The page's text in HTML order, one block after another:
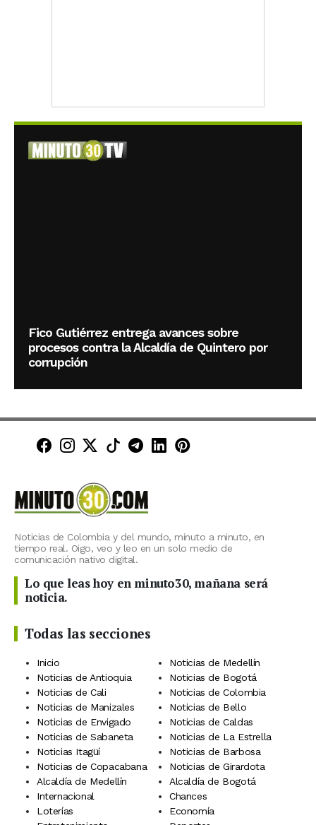
Fico Gutiérrez entrega avances sobre
procesos contra la Alcaldía de Quintero por
corrupción
Minuto30 en Facebook
Minuto30 en Instagram
Minuto30 en X (Twitter)
Minuto30 en TikTok
Canal de Minuto30 en
Minuto30 en LinkedIn
Minuto30 en
Noticias de Colombia y del mundo, minuto a minuto, en
tiempo real. Oigo, veo y leo en un solo medio de
comunicación nativo digital.
Lo que leas hoy en minuto30, mañana será
noticia.
Todas las secciones
Inicio
Noticias de Medellín
Noticias de Antioquia
Noticias de Bogotá
Noticias de Cali
Noticias de Colombia
Noticias de Manizales
Noticias de Bello
Noticias de Envigado
Noticias de Caldas
Noticias de Sabaneta
Noticias de La Estrella
Noticias Itagüí
Noticias de Barbosa
Noticias de Copacabana
Noticias de Girardota
Alcaldía de Medellín
Alcaldía de Bogotá
Internacional
Chances
Loterías
Economía